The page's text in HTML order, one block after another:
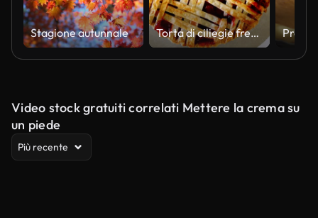
Stagione autunnale Torta di ciliegie fresca in mostra
Video stock gratuiti correlati Mettere la crema su
un piede
Più recente